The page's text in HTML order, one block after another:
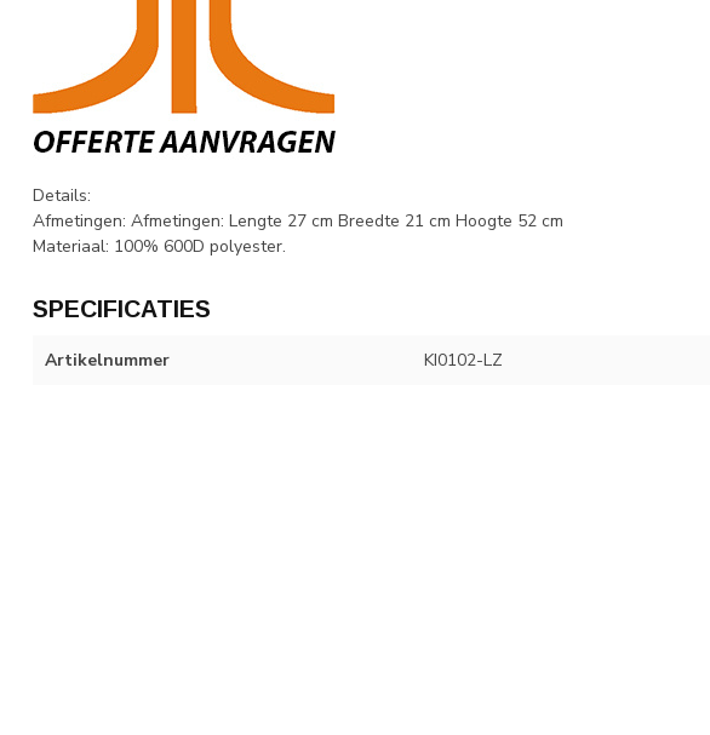
Details:
Afmetingen: Afmetingen: Lengte 27 cm Breedte 21 cm Hoogte 52 cm
Materiaal: 100% 600D polyester.
SPECIFICATIES
Artikelnummer KI0102-LZ